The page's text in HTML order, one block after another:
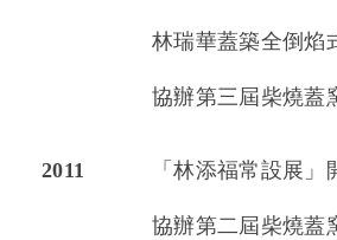
林瑞華蓋築全倒焰
協辦第三屆柴燒蓋
2011 「林添福常設展」
協辦第二屆柴燒蓋